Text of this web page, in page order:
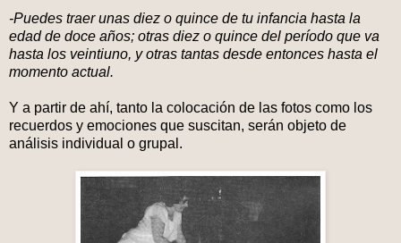
-Puedes traer unas diez o quince de tu infancia hasta la
edad de doce años; otras diez o quince del período que va
hasta los veintiuno, y otras tantas desde entonces hasta el
momento actual.
Y a partir de ahí, tanto la colocación de las fotos como los
recuerdos y emociones que suscitan, serán objeto de
análisis individual o grupal.